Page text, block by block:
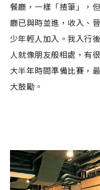
餐廳，一樣「揸筆」，
廳已與時並進，收入、
少年輕人加入。我入行
人就像朋友般相處，有
大半年時間準備比賽，
大鼓勵。